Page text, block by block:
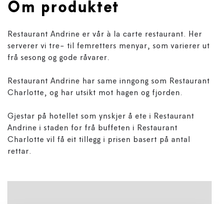
Om produktet
Restaurant Andrine er vår à la carte restaurant. Her
serverer vi tre- til femretters menyar, som varierer ut
frå sesong og gode råvarer.
Restaurant Andrine har same inngong som Restaurant
Charlotte, og har utsikt mot hagen og fjorden.
Gjestar på hotellet som ynskjer å ete i Restaurant
Andrine i staden for frå buffeten i Restaurant
Charlotte vil få eit tillegg i prisen basert på antal
rettar.